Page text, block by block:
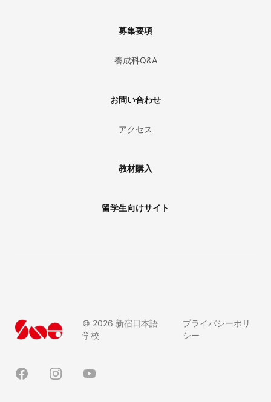
募集要項
養成科Q&A
お問い合わせ
アクセス
教材購入
留学生向けサイト
© 2026 新宿日本語
学校
プライバシーポリ
シー
FacebookInstagramYouTube